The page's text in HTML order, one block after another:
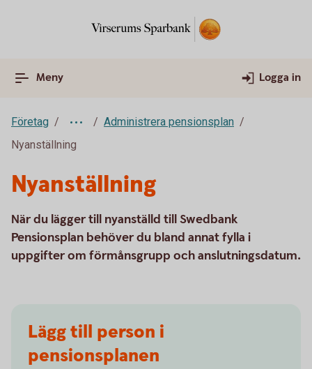
Meny Logga in
Företag
Administrera pensionsplan
Nyanställning
Nyanställning
När du lägger till nyanställd till Swedbank
Pensionsplan behöver du bland annat fylla i
uppgifter om förmånsgrupp och anslutningsdatum.
Lägg till person i
pensionsplanen